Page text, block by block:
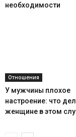
необходимости
Отношения
У мужчины плохое
настроение: что
женщине в этом